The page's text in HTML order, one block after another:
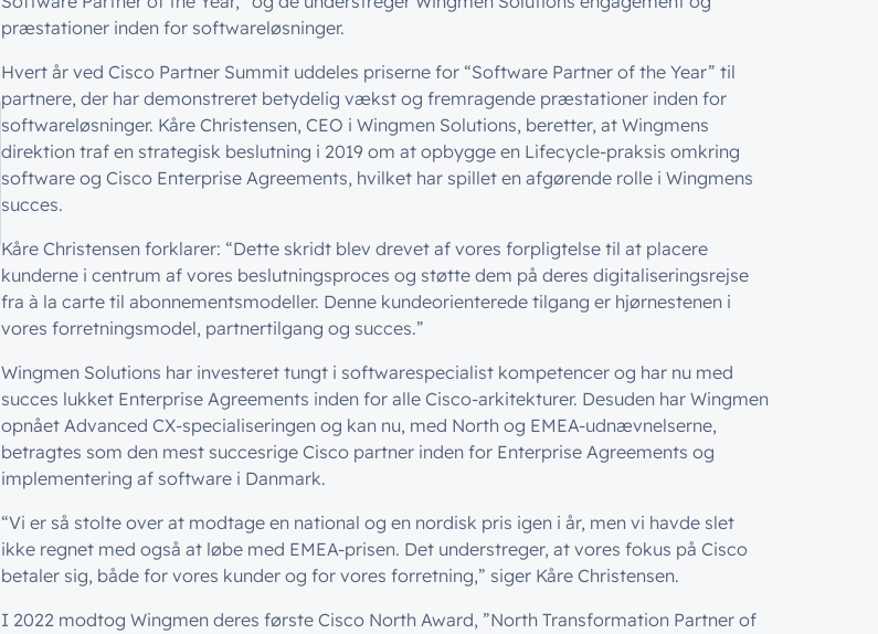
præstationer inden for softwareløsninger.
Hvert år ved Cisco Partner Summit uddeles priserne for “Software Partner of the Year” til
partnere, der har demonstreret betydelig vækst og fremragende præstationer inden for
softwareløsninger. Kåre Christensen, CEO i Wingmen Solutions, beretter, at Wingmens
direktion traf en strategisk beslutning i 2019 om at opbygge en Lifecycle-praksis omkring
software og Cisco Enterprise Agreements, hvilket har spillet en afgørende rolle i Wingmens
succes.
Kåre Christensen forklarer: “Dette skridt blev drevet af vores forpligtelse til at placere
kunderne i centrum af vores beslutningsproces og støtte dem på deres digitaliseringsrejse
fra à la carte til abonnementsmodeller. Denne kundeorienterede tilgang er hjørnestenen i
vores forretningsmodel, partnertilgang og succes.”
Wingmen Solutions har investeret tungt i softwarespecialist kompetencer og har nu med
succes lukket Enterprise Agreements inden for alle Cisco-arkitekturer. Desuden har Wingmen
opnået Advanced CX-specialiseringen og kan nu, med North og EMEA-udnævnelserne,
betragtes som den mest succesrige Cisco partner inden for Enterprise Agreements og
implementering af software i Danmark.
“Vi er så stolte over at modtage en national og en nordisk pris igen i år, men vi havde slet
ikke regnet med også at løbe med EMEA-prisen. Det understreger, at vores fokus på Cisco
betaler sig, både for vores kunder og for vores forretning,” siger Kåre Christensen.
I 2022 modtog Wingmen deres første Cisco North Award, ”North Transformation Partner of